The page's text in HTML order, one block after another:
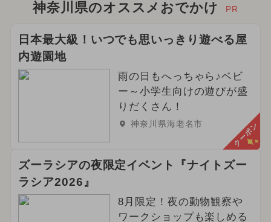
神奈川県のオススメおでかけ PR
日本最大級！いつでも思いっきり遊べる屋
内遊園地
雨の日もへっちゃら♪ベビ
ー～小学生向けの遊びが盛
りだくさん！
神奈川県海老名市 クーポン
ズーラシアの夜限定イベント『ナイトズー
ラシア2026』
8月限定！夜の動物観察や
ワークショップも楽しめる